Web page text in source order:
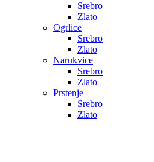
Srebro
Zlato
Ogrlice
Srebro
Zlato
Narukvice
Srebro
Zlato
Prstenje
Srebro
Zlato